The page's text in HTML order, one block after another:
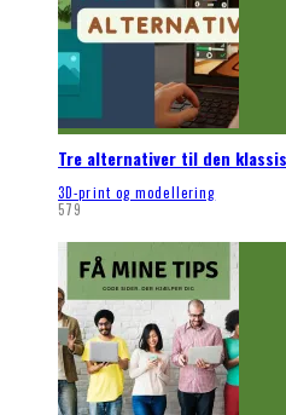
Tre alternativer til den
3D-print og modellering
579